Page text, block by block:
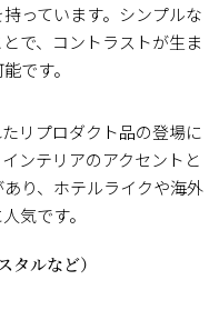
っています。シンプルな
で、コントラストが生ま
です。
リプロダクト品の登場に
ンテリアのアクセントと
り、ホテルライクや海外
気です。
タルなど）